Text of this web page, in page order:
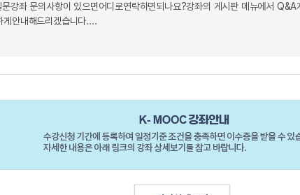
강좌 문의사항이 있으면어디로연락하면되나요?강좌의 게시판 메뉴에서
안내해드리겠습니다....